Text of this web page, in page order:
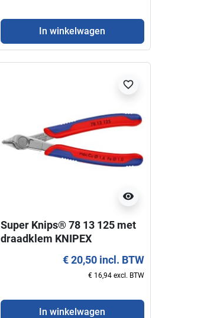
In winkelwagen
visibility
favorite_border
Super Knips® 78 13 125 met
draadklem KNIPEX
€ 20,50 incl. BTW
€ 16,94 excl. BTW
In winkelwagen